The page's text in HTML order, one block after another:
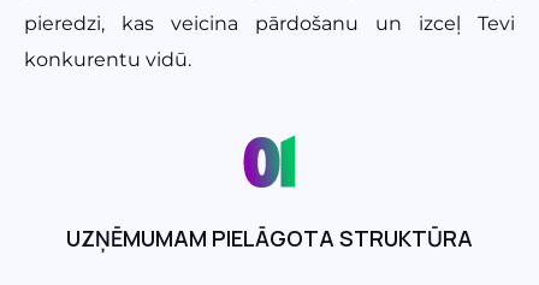
pieredzi, kas veicina pārdošanu un izceļ Tevi
konkurentu vidū.
01
UZŅĒMUMAM PIELĀGOTA STRUKTŪRA